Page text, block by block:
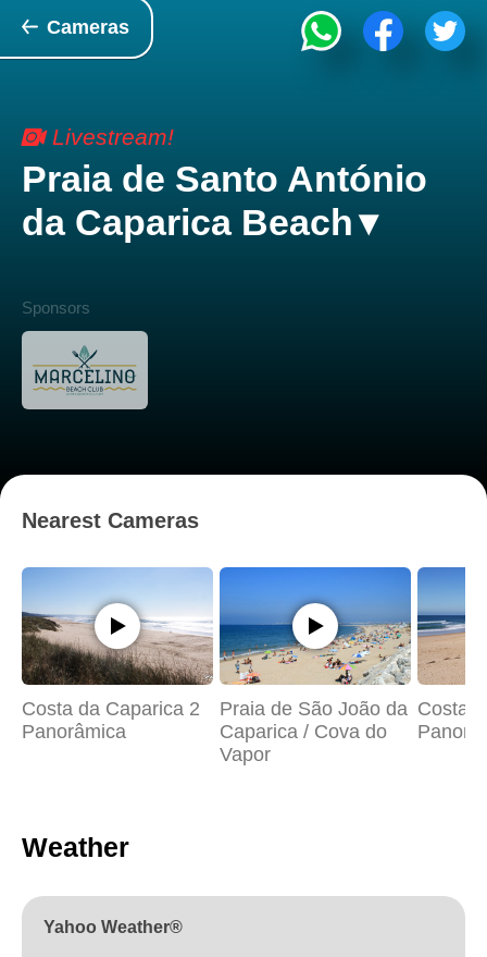
Cameras
Livestream!
Praia de Santo António
da Caparica Beach
Sponsors
Nearest Cameras
Costa da Caparica 2
Panorâmica
Praia de São João da
Caparica / Cova do
Vapor
Costa
Weather
Yahoo Weather®